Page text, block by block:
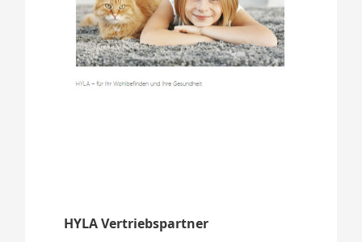
HYLA Vertriebspartner